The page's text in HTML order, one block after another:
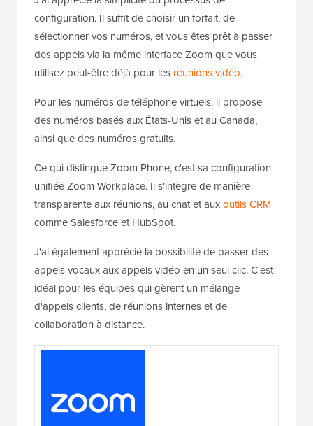
configuration. Il suffit de choisir un forfait, de
sélectionner vos numéros, et vous êtes prêt à passer
des appels via la même interface Zoom que vous
utilisez peut-être déjà pour les réunions vidéo.
Pour les numéros de téléphone virtuels, il propose
des numéros basés aux États-Unis et au Canada,
ainsi que des numéros gratuits.
Ce qui distingue Zoom Phone, c'est sa configuration
unifiée Zoom Workplace. Il s'intègre de manière
transparente aux réunions, au chat et auxoutils CRM
comme Salesforce et HubSpot.
J'ai également apprécié la possibilité de passer des
appels vocaux aux appels vidéo en un seul clic. C'est
idéal pour les équipes qui gèrent un mélange
d'appels clients, de réunions internes et de
collaboration à distance.